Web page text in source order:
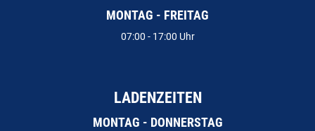
MONTAG - FREITAG
07:00 - 17:00 Uhr
LADENZEITEN
MONTAG - DONNERSTAG